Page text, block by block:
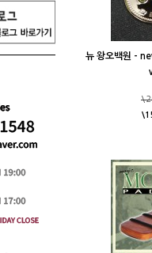
뉴 왕오백원 -